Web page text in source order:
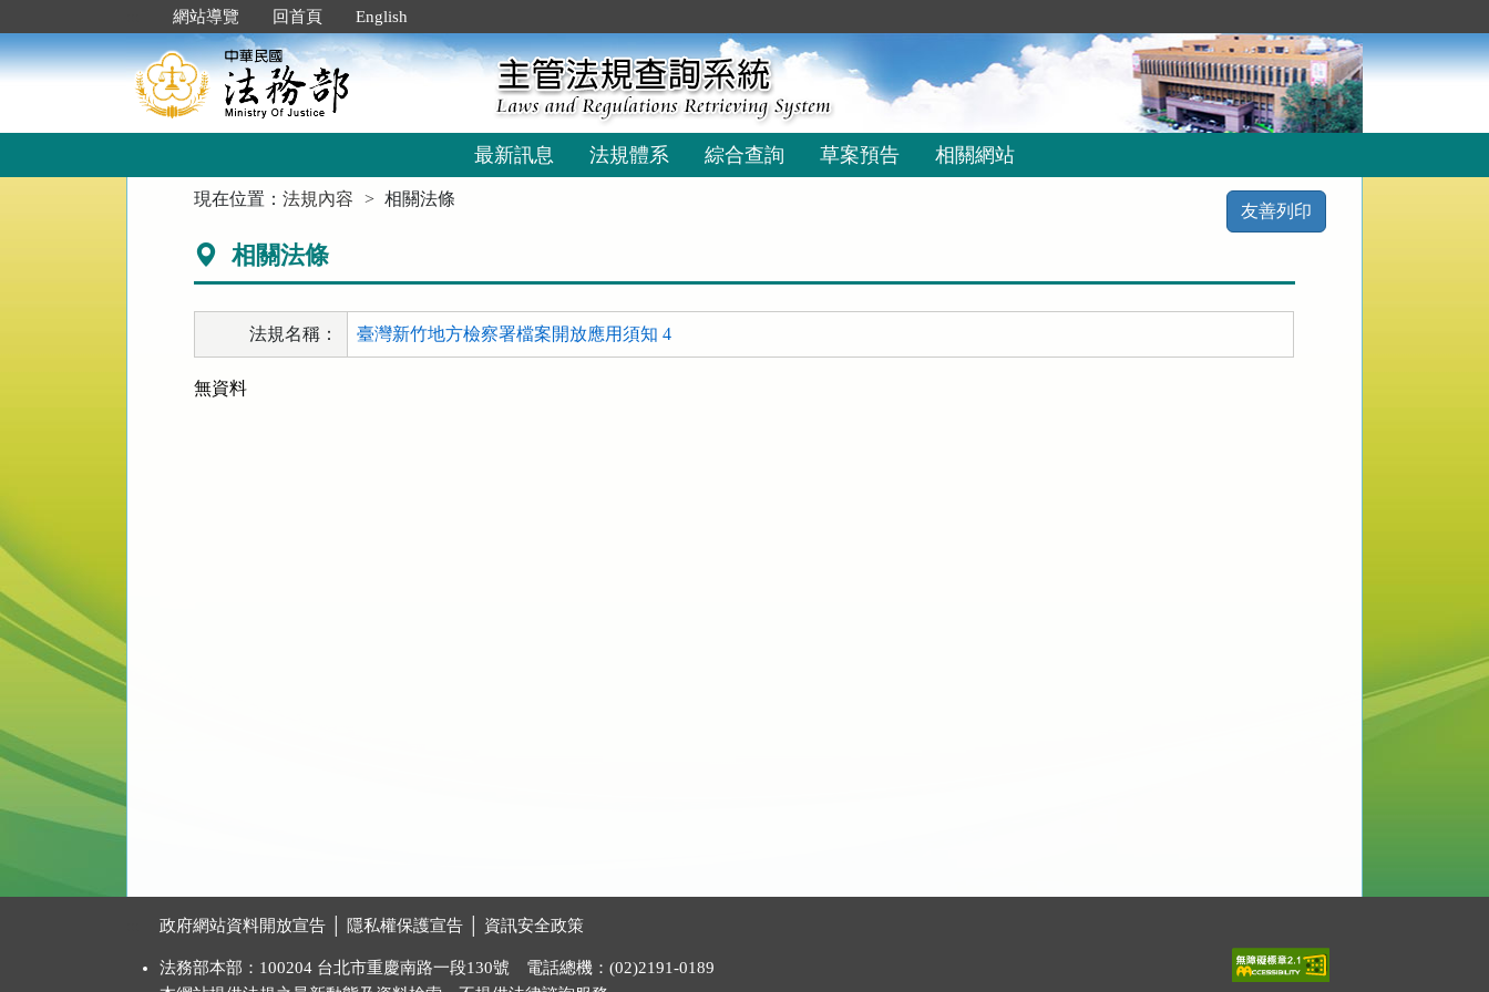
到
主
要
網站導覽 回首頁 English
最新訊息 法規體系 綜合查詢 草案預告 相關網站
現在位置：法規內容 相關法條
友善列印
相關法條
法規名稱： 臺灣新竹地方檢察署檔案開放應用須知 4
無資料
政府網站資料開放宣告 隱私權保護宣告 資訊安全政策
法務部本部：100204 台北市重慶南路一段130號 電話總機：(02)2191-0189